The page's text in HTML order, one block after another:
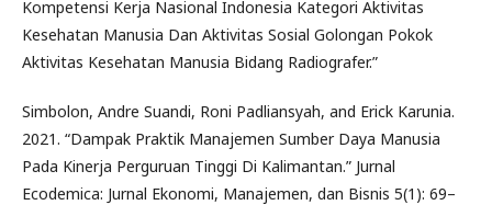
Kompetensi Kerja Nasional Indonesia Kategori Aktivitas
Kesehatan Manusia Dan Aktivitas Sosial Golongan Pokok
Aktivitas Kesehatan Manusia Bidang Radiografer.”
Simbolon, Andre Suandi, Roni Padliansyah, and Erick Karunia.
2021. “Dampak Praktik Manajemen Sumber Daya Manusia
Pada Kinerja Perguruan Tinggi Di Kalimantan.” Jurnal
Ecodemica: Jurnal Ekonomi, Manajemen, dan Bisnis 5(1): 69–